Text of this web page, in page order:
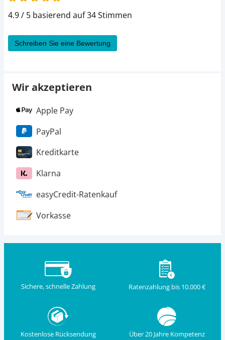
4.9 / 5 basierend auf 34 Stimmen
Schreiben Sie eine Bewertung
Wir akzeptieren
Apple Pay
PayPal
Kreditkarte
Klarna
easyCredit-Ratenkauf
Vorkasse
Sichere, schnelle Zahlung Ratenzahlung bis 10.000 €
Kostenlose Rücksendung Über 20 Jahre Kompetenz